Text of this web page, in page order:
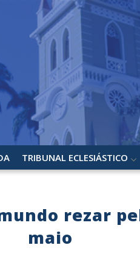
TRIBUNAL ECLESIÁSTICO
rezar
maio